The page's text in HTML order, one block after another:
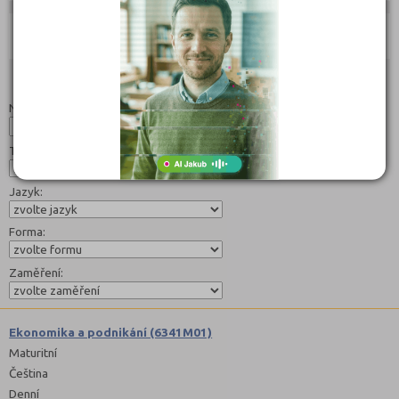
Studijní programy/oboryNahoru
Název:
Typ:
Jazyk:
Forma:
Zaměření:
Ekonomika a podnikání (6341M01)
Maturitní
Čeština
Denní